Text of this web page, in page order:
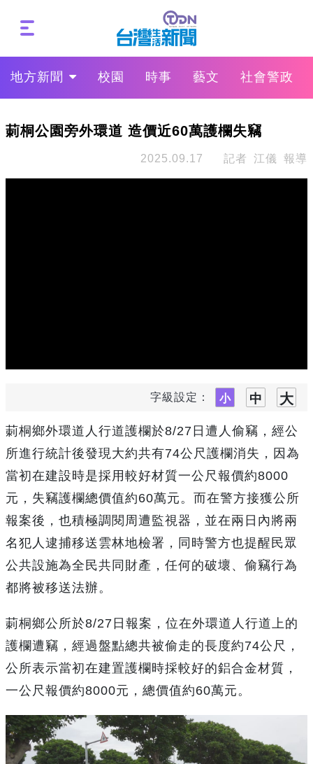
地方新聞 校園 時事 藝文 社會警政
莿桐公園旁外環道 造價近60萬護欄失竊
2025.09.17 記者 江儀 報導
字級設定：
莿桐鄉外環道人行道護欄於8/27日遭人偷竊，經公
所進行統計後發現大約共有74公尺護欄消失，因為
當初在建設時是採用較好材質一公尺報價約8000
元，失竊護欄總價值約60萬元。而在警方接獲公所
報案後，也積極調閱周遭監視器，並在兩日內將兩
名犯人逮捕移送雲林地檢署，同時警方也提醒民眾
公共設施為全民共同財產，任何的破壞、偷竊行為
都將被移送法辦。
莿桐鄉公所於8/27日報案，位在外環道人行道上的
護欄遭竊，經過盤點總共被偷走的長度約74公尺，
公所表示當初在建置護欄時採較好的鋁合金材質，
一公尺報價約8000元，總價值約60萬元。